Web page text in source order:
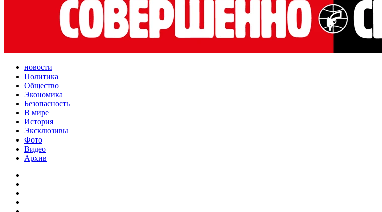
новости
Политика
Общество
Экономика
Безопасность
В мире
История
Эксклюзивы
Фото
Видео
Архив